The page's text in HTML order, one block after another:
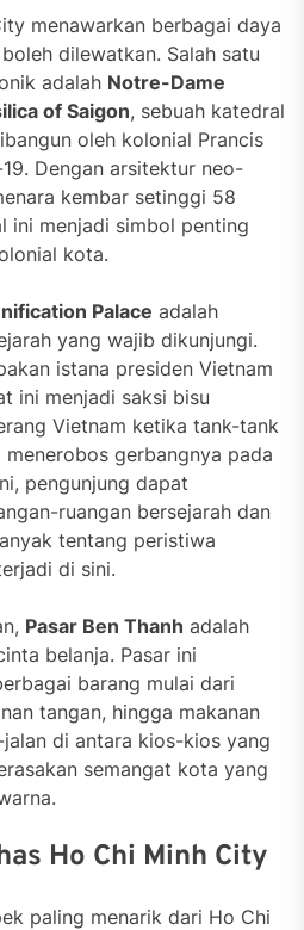
menawarkan berbagai daya
dilewatkan. Salah satu
adalah Notre-Dame
of Saigon, sebuah katedral
oleh kolonial Prancis
Dengan arsitektur neo-
kembar setinggi 58
ini menjadi simbol penting
kota.
Palace adalah
yang wajib dikunjungi.
istana presiden Vietnam
ini menjadi saksi bisu
Vietnam ketika tank-tank
gerbangnya pada
pengunjung dapat
ruangan bersejarah dan
tentang peristiwa
di sini.
Pasar Ben Thanh adalah
belanja. Pasar ini
barang mulai dari
tangan, hingga makanan
jalan di antara kios-kios yang
semangat kota yang
Ho Chi Minh City
paling menarik dari Ho Chi